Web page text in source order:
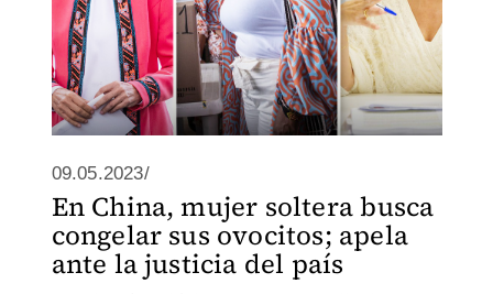
09.05.2023/
En China, mujer soltera busca
congelar sus ovocitos; apela
ante la justicia del país